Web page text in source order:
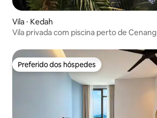
Vila ⋅ Kedah
Vila privada com piscina perto de Cenang
Preferido dos hóspedes
Preferido dos hóspedes